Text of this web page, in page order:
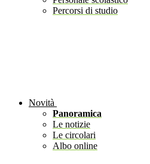
Percorsi di studio
Novità
Panoramica
Le notizie
Le circolari
Albo online